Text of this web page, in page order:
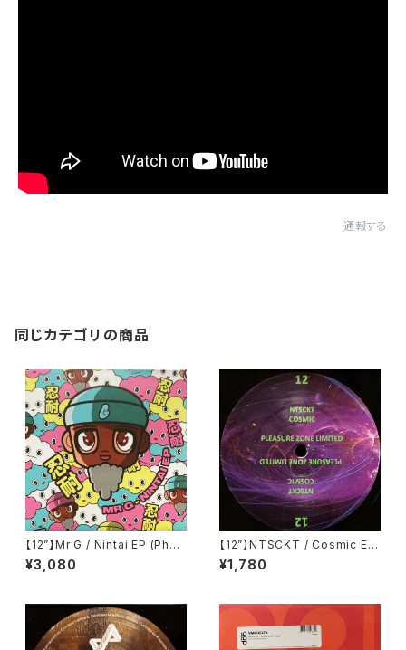
通報する
同じカテゴリの商品
【12”】Mr G / Nintai EP (Phoe
nix G.) (PG077)
¥3,080
【12”】NTSCKT / Cosmic EP
(Pleasure Zone Limited) (P
LZ012LTD)
¥1,780